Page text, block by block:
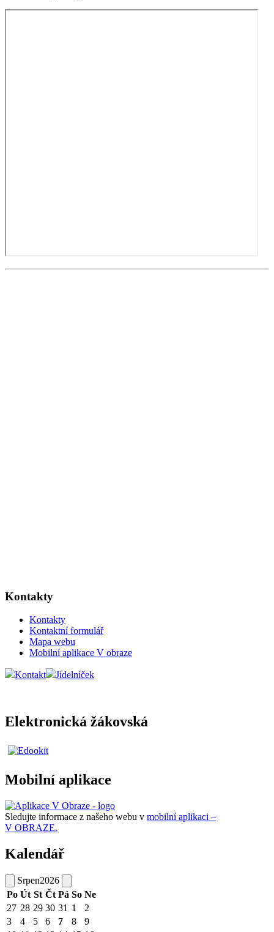
Kontakty
Kontakty
Kontaktní formulář
Mapa webu
Mobilní aplikace V obraze
Kontakt Jídelníček
Elektronická žákovská
Mobilní aplikace
Sledujte informace z našeho webu v mobilní aplikaci –
V OBRAZE.
Kalendář
Srpen2026
Po Út St Čt Pá So Ne
27 28 29 30 31 1
2
3
4 5 6 7 8
9